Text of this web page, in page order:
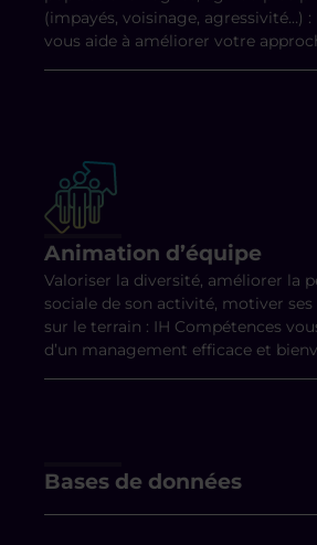
(impayés, voisinage, agressivité…)
vous aide à améliorer votre
Animation d’équipe
Valoriser la diversité, améliorer la
sociale de son activité, motiver
sur le terrain : IH Compétences
d’un management efficace et
Bases de données